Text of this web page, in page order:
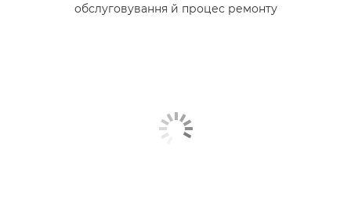
обслуговування й процес ремонту